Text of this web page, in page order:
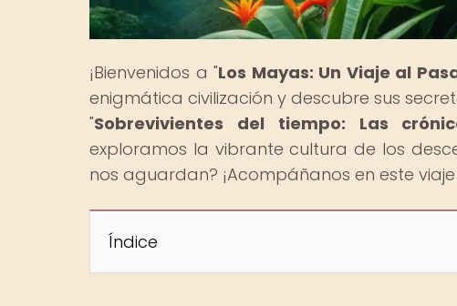
¡Bienvenidos a "Los Mayas: Un Viaje al
enigmática civilización y descubre sus
"Sobrevivientes del tiempo: Las
exploramos la vibrante cultura de los
nos aguardan? ¡Acompáñanos en este
Índice